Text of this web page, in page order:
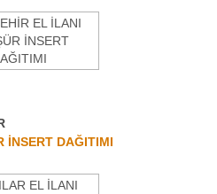
İNSERT DAĞITIMI